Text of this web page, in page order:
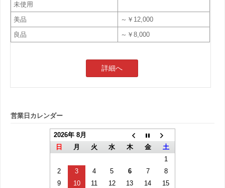
未使用
美品
～￥12,000
良品
～￥8,000
詳細へ
営業日カレンダー
2026年 8月
日
月 火 水 木 金
土
1
2
3 4 5 6 7
8
9
10 11 12 13 14
15